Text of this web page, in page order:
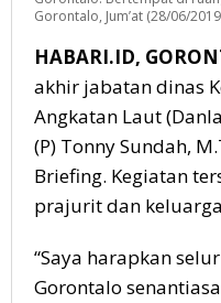
Gorontalo, Jum’at (28/06/
HABARI.ID,
akhir jabatan dinas
Angkatan Laut
(P) Tonny Sundah,
Briefing. Kegiatan
prajurit dan
“Saya harapkan
Gorontalo